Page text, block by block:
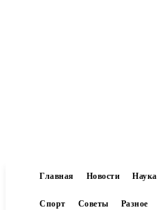
Главная Новости Наука
Спорт Советы Разное